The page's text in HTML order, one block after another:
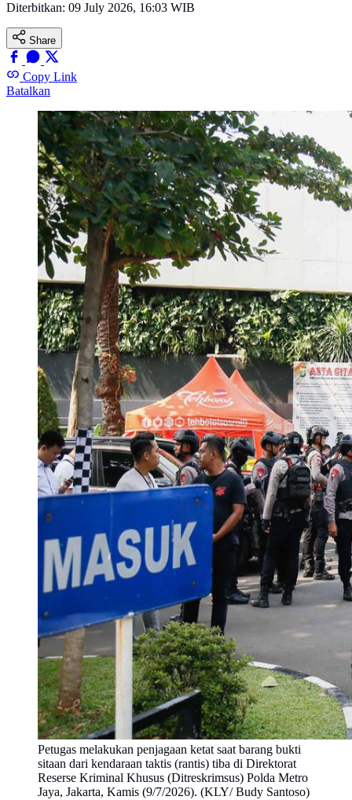
Diterbitkan: 09 July 2026, 16:03 WIB
Share
Copy Link
Batalkan
Petugas melakukan penjagaan ketat saat barang bukti
sitaan dari kendaraan taktis (rantis) tiba di Direktorat
Reserse Kriminal Khusus (Ditreskrimsus) Polda Metro
Jaya, Jakarta, Kamis (9/7/2026). (KLY/ Budy Santoso)